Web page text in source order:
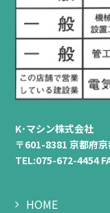
K･マシン株式会社
〒601-8381 京都府
TEL:075-672-4454
HOME